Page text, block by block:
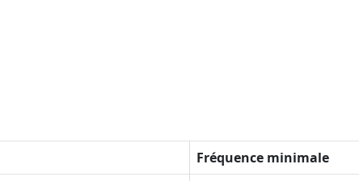
Fréquence minimale